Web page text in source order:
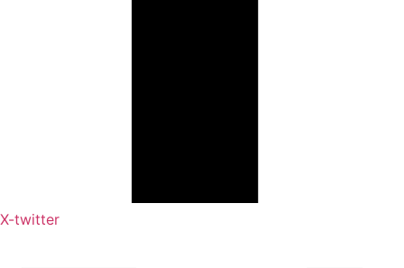
X-twitter